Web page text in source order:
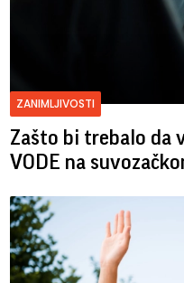
ZANIMLJIVOSTI
Zašto bi trebalo da
VODE na